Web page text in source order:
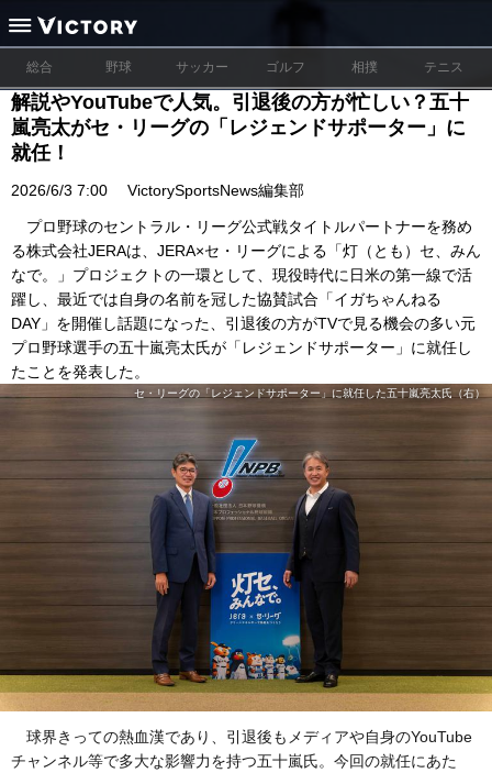
総合 野球 サッカー ゴルフ 相撲 テニス
解説やYouTubeで人気。引退後の方が忙しい？五十
嵐亮太がセ・リーグの「レジェンドサポーター」に
就任！
2026/6/3 7:00 VictorySportsNews編集部
プロ野球のセントラル・リーグ公式戦タイトルパートナーを務め
る株式会社JERAは、JERA×セ・リーグによる「灯（とも）セ、みん
なで。」プロジェクトの一環として、現役時代に日米の第一線で活
躍し、最近では自身の名前を冠した協賛試合「イガちゃんねる
DAY」を開催し話題になった、引退後の方がTVで見る機会の多い元
プロ野球選手の五十嵐亮太氏が「レジェンドサポーター」に就任し
たことを発表した。
セ・リーグの「レジェンドサポーター」に就任した五十嵐亮太氏（右）
球界きっての熱血漢であり、引退後もメディアや自身のYouTube
チャンネル等で多大な影響力を持つ五十嵐氏。今回の就任にあた